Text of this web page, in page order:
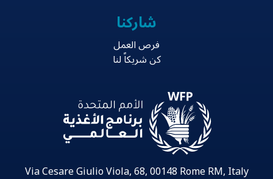
شاركنا
فرص العمل
كن شريكاً لنا
Via Cesare Giulio Viola, 68, 00148 Rome RM, Italy